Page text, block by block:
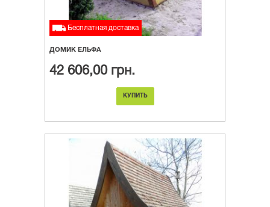
Бесплатная доставка
ДОМИК ЕЛЬФА
42 606,00 грн.
КУПИТЬ